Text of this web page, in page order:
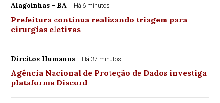
Alagoinhas - BA Há 6 minutos
Prefeitura continua realizando triagem para
cirurgias eletivas
Direitos Humanos Há 37 minutos
Agência Nacional de Proteção de Dados investiga
plataforma Discord